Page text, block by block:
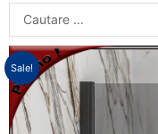
Sale!